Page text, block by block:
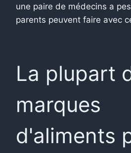
une paire de médecins a
parents peuvent faire avec
La plupart
marques
d'aliments